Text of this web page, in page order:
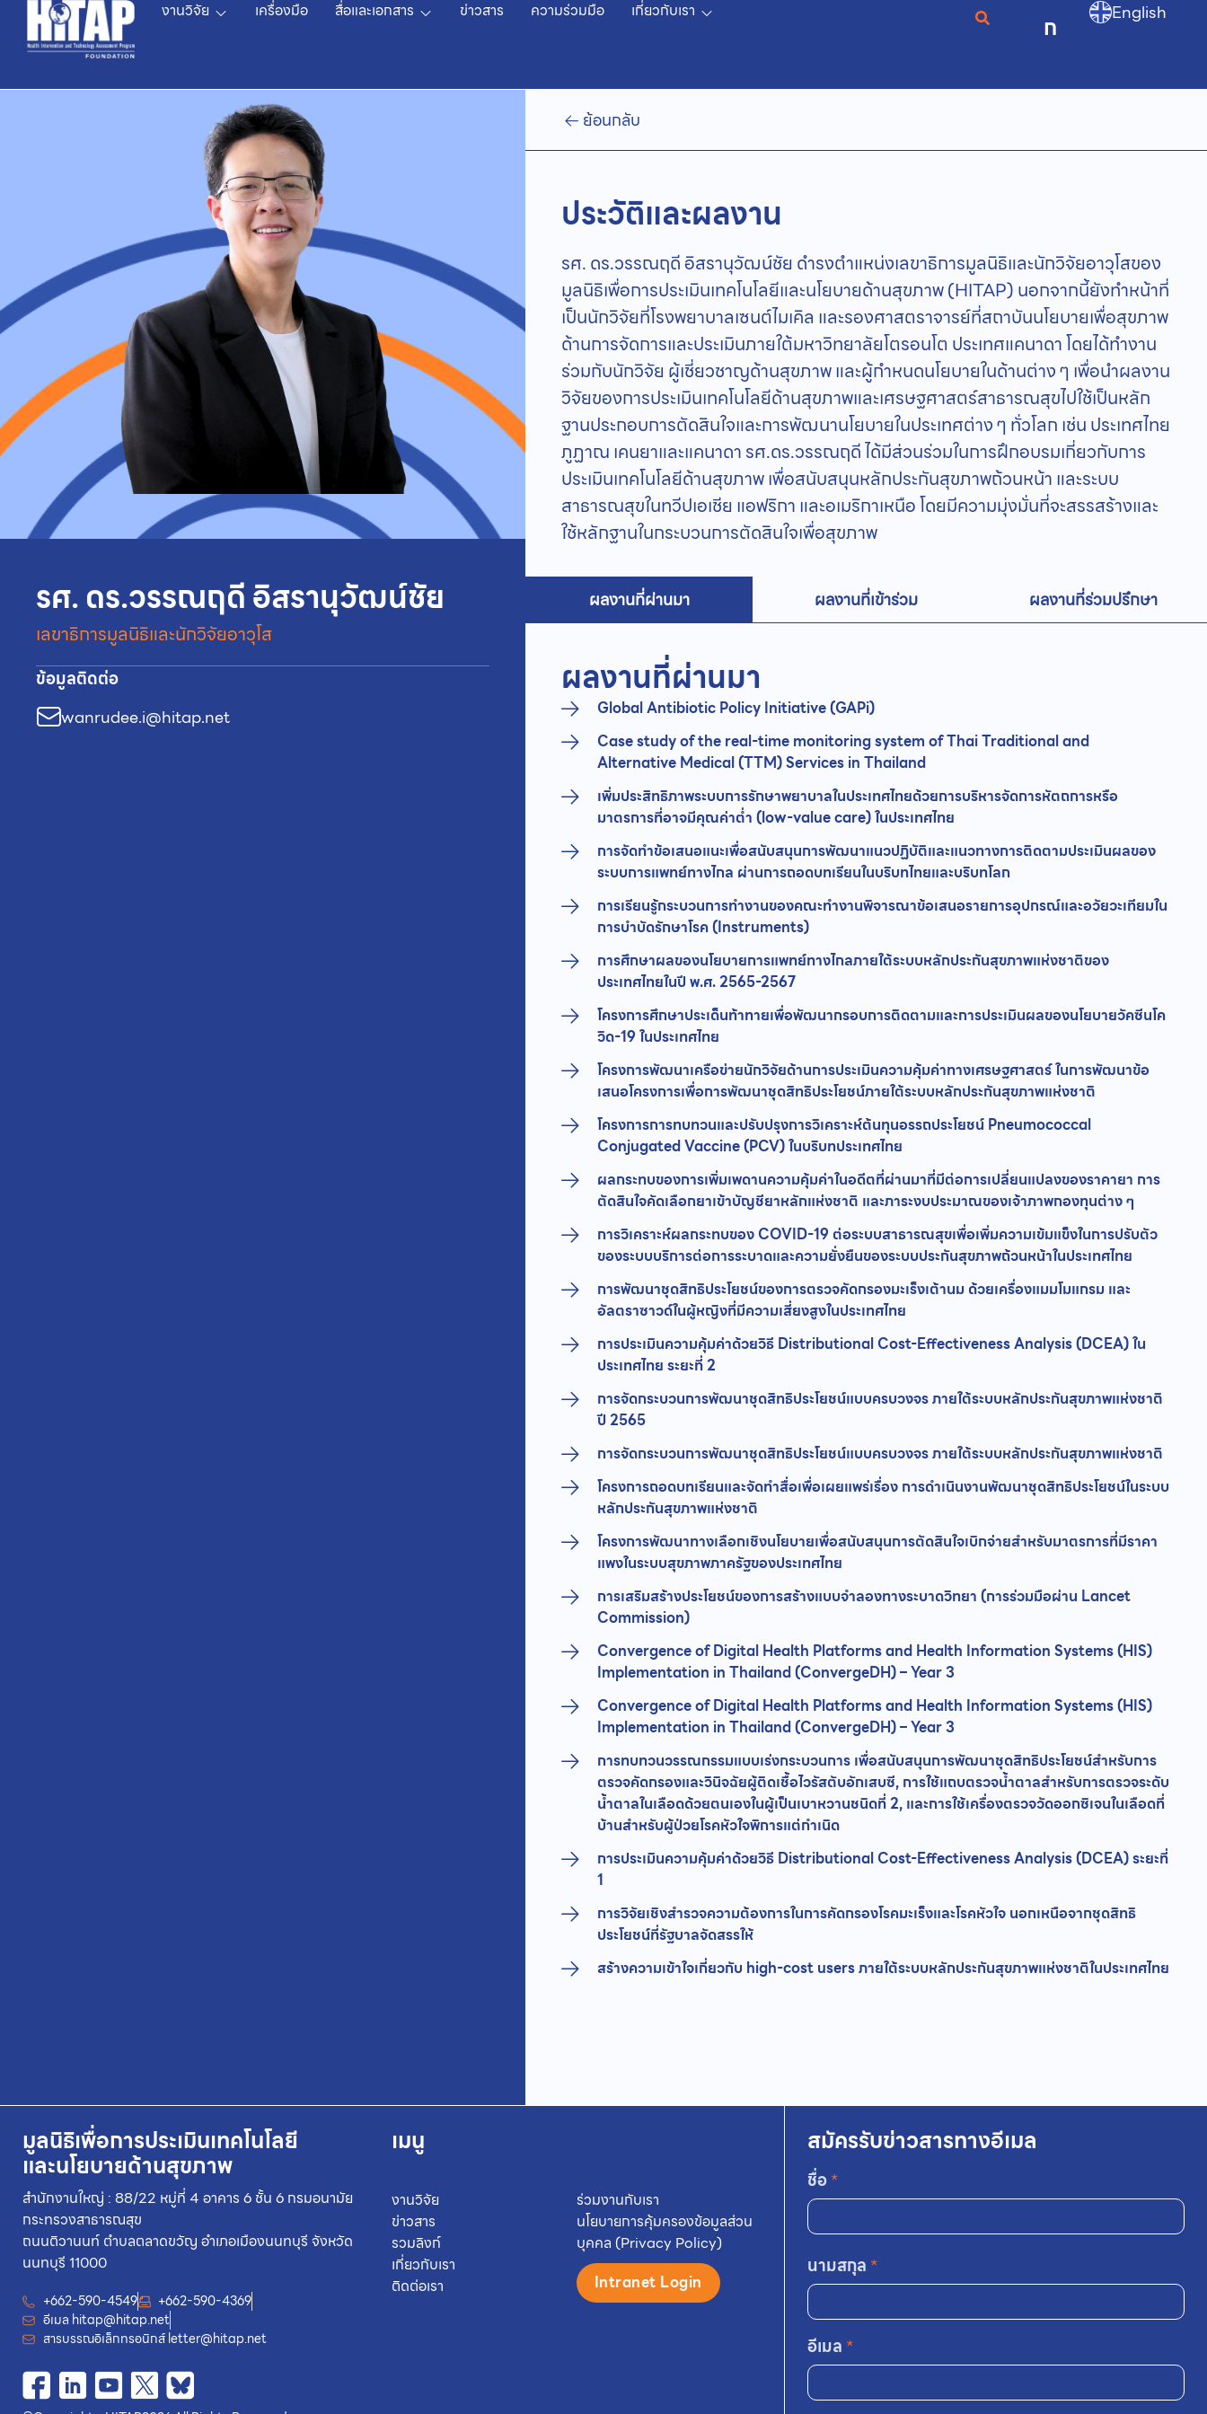
งานวิจัย เครื่องมือ สื่อและเอกสาร ข่าวสาร ความร่วมมือ เกี่ยวกับเรา
ก English
รศ. ดร.วรรณฤดี อิสรานุวัฒน์ชัย
เลขาธิการมูลนิธิและนักวิจัยอาวุโส
ข้อมูลติดต่อ
wanrudee.i@hitap.net
ย้อนกลับ
ประวัติและผลงาน
รศ. ดร.วรรณฤดี อิสรานุวัฒน์ชัย ดำรงตำแหน่งเลขาธิการมูลนิธิและนักวิจัยอาวุโสของ
มูลนิธิเพื่อการประเมินเทคโนโลยีและนโยบายด้านสุขภาพ (HITAP) นอกจากนี้ยังทำหน้าที่
เป็นนักวิจัยที่โรงพยาบาลเซนต์ไมเคิล และรองศาสตราจารย์ที่สถาบันนโยบายเพื่อสุขภาพ
ด้านการจัดการและประเมินภายใต้มหาวิทยาลัยโตรอนโต ประเทศแคนาดา โดยได้ทำงาน
ร่วมกับนักวิจัย ผู้เชี่ยวชาญด้านสุขภาพ และผู้กำหนดนโยบายในด้านต่าง ๆ เพื่อนำผลงาน
วิจัยของการประเมินเทคโนโลยีด้านสุขภาพและเศรษฐศาสตร์สาธารณสุขไปใช้เป็นหลัก
ฐานประกอบการตัดสินใจและการพัฒนานโยบายในประเทศต่าง ๆ ทั่วโลก เช่น ประเทศไทย
ภูฏาณ เคนยาและแคนาดา รศ.ดร.วรรณฤดี ได้มีส่วนร่วมในการฝึกอบรมเกี่ยวกับการ
ประเมินเทคโนโลยีด้านสุขภาพ เพื่อสนับสนุนหลักประกันสุขภาพถ้วนหน้า และระบบ
สาธารณสุขในทวีปเอเชีย แอฟริกา และอเมริกาเหนือ โดยมีความมุ่งมั่นที่จะสรรสร้างและ
ใช้หลักฐานในกระบวนการตัดสินใจเพื่อสุขภาพ
ผลงานที่ผ่านมา ผลงานที่เข้าร่วม ผลงานที่ร่วมปรึกษา
ผลงานที่ผ่านมา
Global Antibiotic Policy Initiative (GAPi)
Case study of the real-time monitoring system of Thai Traditional and
Alternative Medical (TTM) Services in Thailand
เพิ่มประสิทธิภาพระบบการรักษาพยาบาลในประเทศไทยด้วยการบริหารจัดการหัตถการหรือ
มาตรการที่อาจมีคุณค่าตํ่า (low-value care) ในประเทศไทย
การจัดทำข้อเสนอแนะเพื่อสนับสนุนการพัฒนาแนวปฏิบัติและแนวทางการติดตามประเมินผลของ
ระบบการแพทย์ทางไกล ผ่านการถอดบทเรียนในบริบทไทยและบริบทโลก
การเรียนรู้กระบวนการทำงานของคณะทำงานพิจารณาข้อเสนอรายการอุปกรณ์และอวัยวะเทียมใน
การบำบัดรักษาโรค (Instruments)
การศึกษาผลของนโยบายการแพทย์ทางไกลภายใต้ระบบหลักประกันสุขภาพแห่งชาติของ
ประเทศไทยในปี พ.ศ. 2565-2567
โครงการศึกษาประเด็นท้าทายเพื่อพัฒนากรอบการติดตามและการประเมินผลของนโยบายวัคซีนโค
วิด-19 ในประเทศไทย
โครงการพัฒนาเครือข่ายนักวิจัยด้านการประเมินความคุ้มค่าทางเศรษฐศาสตร์ ในการพัฒนาข้อ
เสนอโครงการเพื่อการพัฒนาชุดสิทธิประโยชน์ภายใต้ระบบหลักประกันสุขภาพแห่งชาติ
โครงการการทบทวนและปรับปรุงการวิเคราะห์ต้นทุนอรรถประโยชน์ Pneumococcal
Conjugated Vaccine (PCV) ในบริบทประเทศไทย
ผลกระทบของการเพิ่มเพดานความคุ้มค่าในอดีตที่ผ่านมาที่มีต่อการเปลี่ยนแปลงของราคายา การ
ตัดสินใจคัดเลือกยาเข้าบัญชียาหลักแห่งชาติ และภาระงบประมาณของเจ้าภาพกองทุนต่าง ๆ
การวิเคราะห์ผลกระทบของ COVID-19 ต่อระบบสาธารณสุขเพื่อเพิ่มความเข้มแข็งในการปรับตัว
ของระบบบริการต่อการระบาดและความยั่งยืนของระบบประกันสุขภาพถ้วนหน้าในประเทศไทย
การพัฒนาชุดสิทธิประโยชน์ของการตรวจคัดกรองมะเร็งเต้านม ด้วยเครื่องแมมโมแกรม และ
อัลตราซาวด์ในผู้หญิงที่มีความเสี่ยงสูงในประเทศไทย
การประเมินความคุ้มค่าด้วยวิธี Distributional Cost-Effectiveness Analysis (DCEA) ใน
ประเทศไทย ระยะที่ 2
การจัดกระบวนการพัฒนาชุดสิทธิประโยชน์แบบครบวงจร ภายใต้ระบบหลักประกันสุขภาพแห่งชาติ
ปี 2565
การจัดกระบวนการพัฒนาชุดสิทธิประโยชน์แบบครบวงจร ภายใต้ระบบหลักประกันสุขภาพแห่งชาติ
โครงการถอดบทเรียนและจัดทำสื่อเพื่อเผยแพร่เรื่อง การดำเนินงานพัฒนาชุดสิทธิประโยชน์ในระบบ
หลักประกันสุขภาพแห่งชาติ
โครงการพัฒนาทางเลือกเชิงนโยบายเพื่อสนับสนุนการตัดสินใจเบิกจ่ายสำหรับมาตรการที่มีราคา
แพงในระบบสุขภาพภาครัฐของประเทศไทย
การเสริมสร้างประโยชน์ของการสร้างแบบจำลองทางระบาดวิทยา (การร่วมมือผ่าน Lancet
Commission)
Convergence of Digital Health Platforms and Health Information Systems (HIS)
Implementation in Thailand (ConvergeDH) – Year 3
Convergence of Digital Health Platforms and Health Information Systems (HIS)
Implementation in Thailand (ConvergeDH) – Year 3
การทบทวนวรรณกรรมแบบเร่งกระบวนการ เพื่อสนับสนุนการพัฒนาชุดสิทธิประโยชน์สำหรับการ
ตรวจคัดกรองและวินิจฉัยผู้ติดเชื้อไวรัสตับอักเสบซี, การใช้แถบตรวจน้ำตาลสำหรับการตรวจระดับ
น้ำตาลในเลือดด้วยตนเองในผู้เป็นเบาหวานชนิดที่ 2, และการใช้เครื่องตรวจวัดออกซิเจนในเลือดที่
บ้านสำหรับผู้ป่วยโรคหัวใจพิการแต่กำเนิด
การประเมินความคุ้มค่าด้วยวิธี Distributional Cost-Effectiveness Analysis (DCEA) ระยะที่
1
การวิจัยเชิงสำรวจความต้องการในการคัดกรองโรคมะเร็งและโรคหัวใจ นอกเหนือจากชุดสิทธิ
ประโยชน์ที่รัฐบาลจัดสรรให้
สร้างความเข้าใจเกี่ยวกับ high-cost users ภายใต้ระบบหลักประกันสุขภาพแห่งชาติในประเทศไทย
มูลนิธิเพื่อการประเมินเทคโนโลยี
และนโยบายด้านสุขภาพ
สำนักงานใหญ่ : 88/22 หมู่ที่ 4 อาคาร 6 ชั้น 6 กรมอนามัย
กระทรวงสาธารณสุข
ถนนติวานนท์ ตำบลตลาดขวัญ อำเภอเมืองนนทบุรี จังหวัด
นนทบุรี 11000
+662-590-4549
+662-590-4369
อีเมล hitap@hitap.net
สารบรรณอิเล็กทรอนิกส์letter@hitap.net
เมนู
งานวิจัย
ข่าวสาร
รวมลิงก์
เกี่ยวกับเรา
ติดต่อเรา
ร่วมงานกับเรา
นโยบายการคุ้มครองข้อมูลส่วน
บุคคล (Privacy Policy)
Intranet Login
สมัครรับข่าวสารทางอีเมล
ชื่อ*
นามสกุล *
อีเมล *